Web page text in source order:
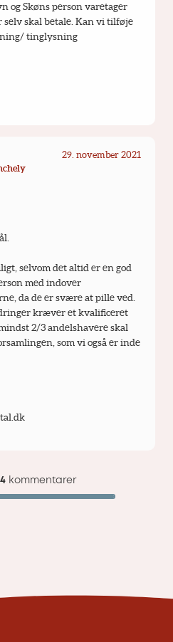
og Skøns person varetager
selv skal betale. Kan vi tilføje
tinglysning
29. november 2021
selvom det altid er en god
med indover
da de er svære at pille ved.
kræver et kvalificeret
2/3 andelshavere skal
som vi også er inde
4kommentarer